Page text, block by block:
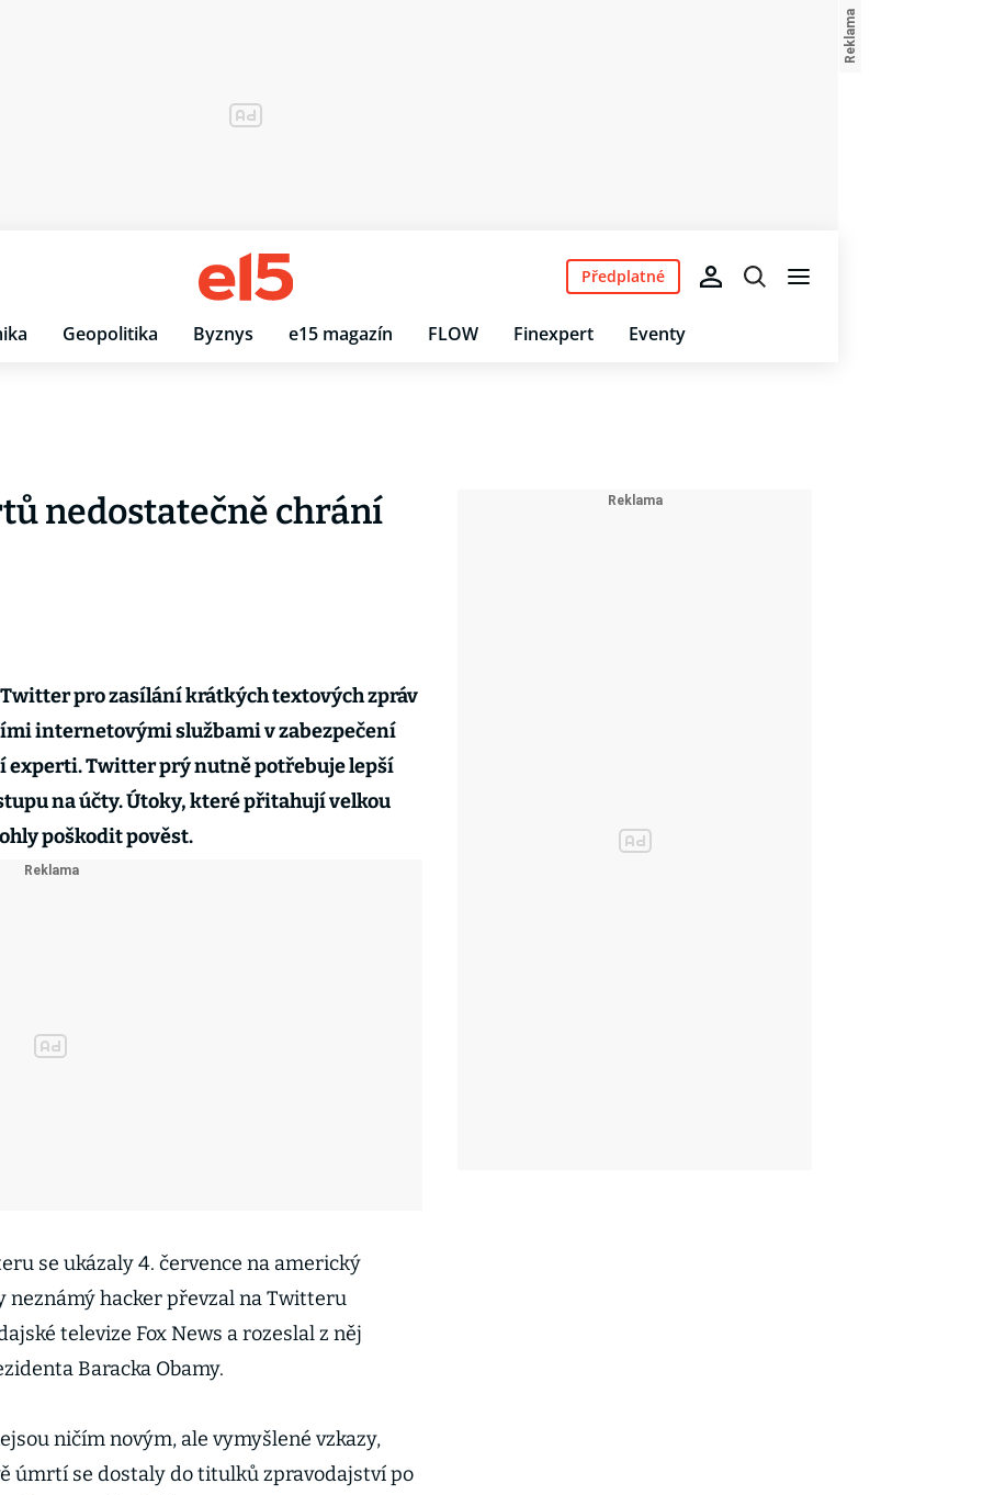
Geopolitika Byznys e15 magazín FLOW Finexpert Eventy
Předplatné
nedostatečně chrání
pro zasílání krátkých textových zpráv
internetovými službami v zabezpečení
Twitter prý nutně potřebuje lepší
na účty. Útoky, které přitahují velkou
poškodit pověst.
se ukázaly 4. července na americký
neznámý hacker převzal na Twitteru
televize Fox News a rozeslal z něj
Baracka Obamy.
ničím novým, ale vymyšlené vzkazy,
úmrtí se dostaly do titulků zpravodajství po